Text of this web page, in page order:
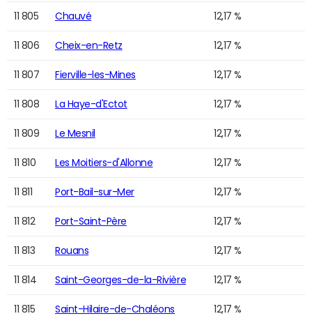
11 805 Chauvé 12,17 %
11 806 Cheix-en-Retz 12,17 %
11 807 Fierville-les-Mines 12,17 %
11 808 La Haye-d'Ectot 12,17 %
11 809 Le Mesnil 12,17 %
11 810 Les Moitiers-d'Allonne 12,17 %
11 811 Port-Bail-sur-Mer 12,17 %
11 812 Port-Saint-Père 12,17 %
11 813 Rouans 12,17 %
11 814 Saint-Georges-de-la-Rivière 12,17 %
11 815 Saint-Hilaire-de-Chaléons 12,17 %